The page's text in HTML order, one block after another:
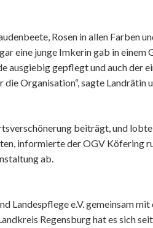
Rosen in allen Farben
eine junge Imkerin gab in
gepflegt und auch der
Organisation“, sagte
beiträgt, und
informierte der OGV Köfering
ab.
Landespflege e.V. gemeinsam
Regensburg hat es sich